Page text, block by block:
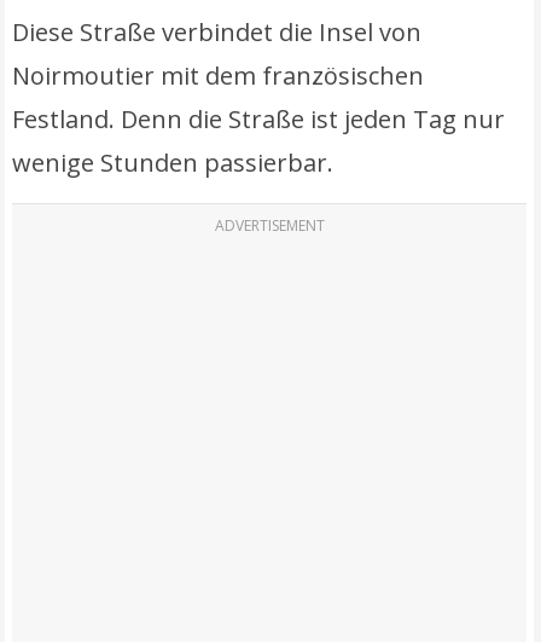
Diese Straße verbindet die Insel von
Noirmoutier mit dem französischen
Festland. Denn die Straße ist jeden Tag nur
wenige Stunden passierbar.
ADVERTISEMENT